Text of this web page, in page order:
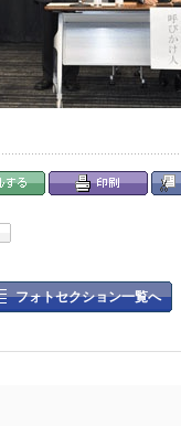
フォトセクション一覧へ